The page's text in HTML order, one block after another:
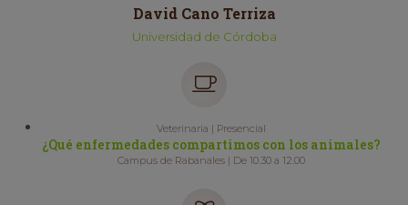
David Cano Terriza
Universidad de Córdoba
Veterinaria | Presencial
¿Qué enfermedades compartimos con los animales?
Campus de Rabanales | De 10.30 a 12.00